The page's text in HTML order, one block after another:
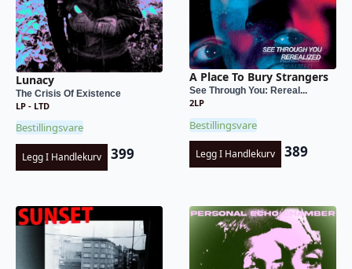
Lunacy
The Crisis Of Existence
LP - LTD
Bestillingsvare
Legg I Handlekurv 399
A Place To Bury Strangers
See Through You: Rereal...
2LP
Bestillingsvare
Legg I Handlekurv 389